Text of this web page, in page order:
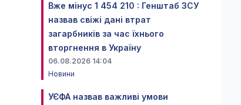
Вже мінус 1 454 210 : Генштаб ЗСУ
назвав свіжі дані втрат
загарбників за час їхнього
вторгнення в Україну
06.08.2026 14:04
Новини
УЄФА назвав важливі умови